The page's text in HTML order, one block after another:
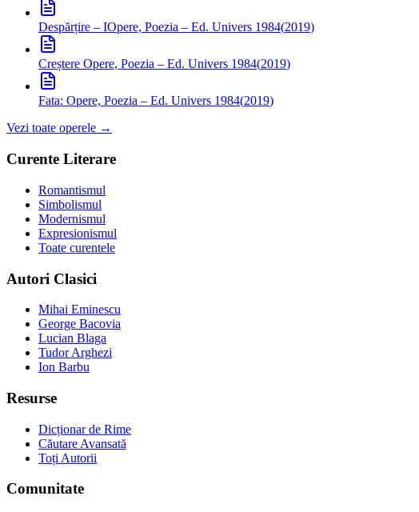
Despărțire – IOpere, Poezia – Ed. Univers 1984(2019)
Creștere Opere, Poezia – Ed. Univers 1984(2019)
Fata: Opere, Poezia – Ed. Univers 1984(2019)
Vezi toate operele →
Curente Literare
Romantismul
Simbolismul
Modernismul
Expresionismul
Toate curentele
Autori Clasici
Mihai Eminescu
George Bacovia
Lucian Blaga
Tudor Arghezi
Ion Barbu
Resurse
Dicționar de Rime
Căutare Avansată
Toți Autorii
Comunitate